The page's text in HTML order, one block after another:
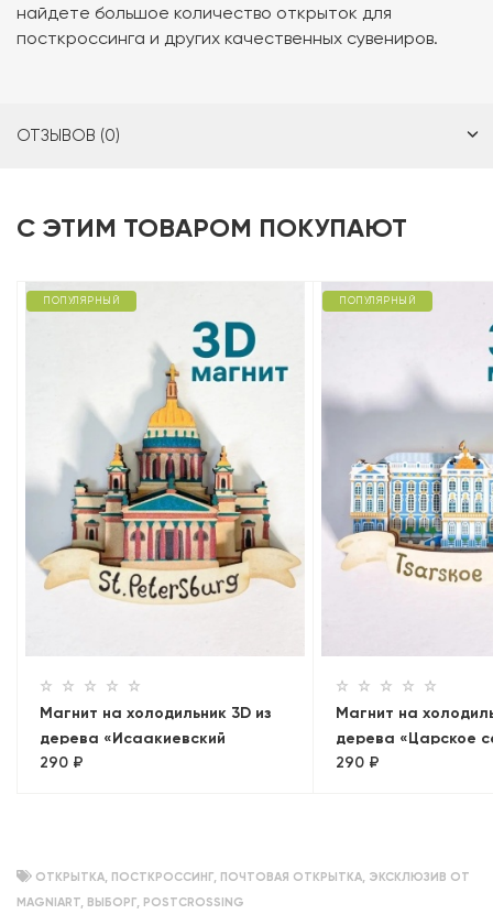
найдете большое количество открыток для
посткроссинга и других качественных сувениров.
ОТЗЫВОВ (0)
С ЭТИМ ТОВАРОМ ПОКУПАЮТ
ПОПУЛЯРНЫЙ
Магнит на холодильник 3D из
дерева «Исаакиевский
собор». Санкт-Петербург
290 ₽
ПОПУЛЯРНЫЙ
Магнит на
дерева «Царское
Петербург,
290 ₽
ОТКРЫТКА, ПОСТКРОССИНГ, ПОЧТОВАЯ ОТКРЫТКА, ЭКСКЛЮЗИВ ОТ
MAGNIART ВЫБОРГ POSTCROSSING